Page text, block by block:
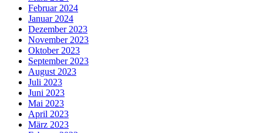
Februar 2024
Januar 2024
Dezember 2023
November 2023
Oktober 2023
September 2023
August 2023
Juli 2023
Juni 2023
Mai 2023
April 2023
März 2023